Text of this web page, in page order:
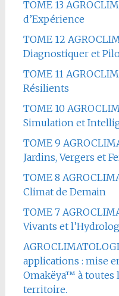
TOME 13
d’Expérience
TOME 12
Diagnostiquer et
TOME 11
Résilients
TOME 10
Simulation et
TOME 9
Jardins, Vergers et
TOME 8
Climat de Demain
TOME 7
Vivants et
applications : mise
Omakëya™ à toutes
territoire.